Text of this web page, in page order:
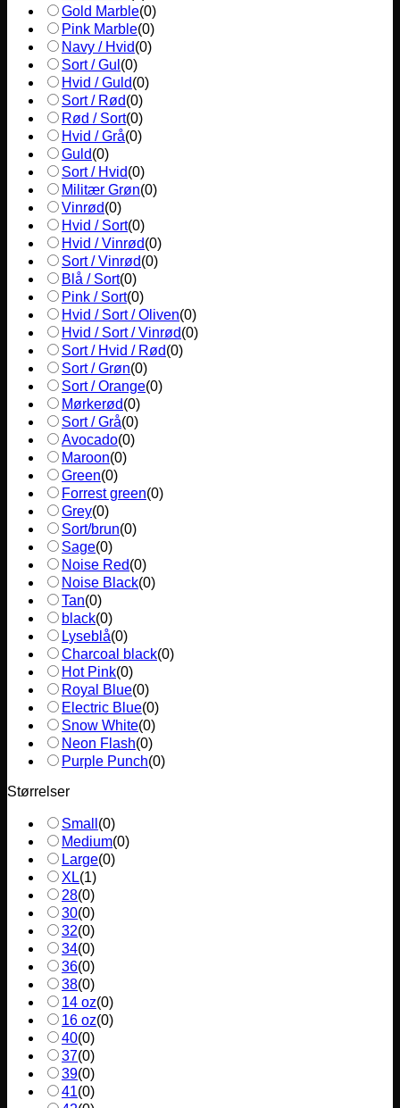
Gold Marble(0)
Pink Marble(0)
Navy / Hvid(0)
Sort / Gul (0)
Hvid / Guld(0)
Sort / Rød(0)
Rød / Sort(0)
Hvid / Grå(0)
Guld(0)
Sort / Hvid(0)
Militær Grøn(0)
Vinrød(0)
Hvid / Sort(0)
Hvid / Vinrød(0)
Sort / Vinrød(0)
Blå / Sort(0)
Pink / Sort(0)
Hvid / Sort / Oliven(0)
Hvid / Sort / Vinrød(0)
Sort / Hvid / Rød(0)
Sort / Grøn(0)
Sort / Orange(0)
Mørkerød(0)
Sort / Grå(0)
Avocado(0)
Maroon(0)
Green(0)
Forrest green(0)
Grey(0)
Sort/brun(0)
Sage(0)
Noise Red(0)
Noise Black(0)
Tan(0)
black(0)
Lyseblå(0)
Charcoal black(0)
Hot Pink(0)
Royal Blue(0)
Electric Blue(0)
Snow White(0)
Neon Flash(0)
Purple Punch(0)
Størrelser
Small (0)
Medium(0)
Large(0)
XL(1)
28(0)
30(0)
32(0)
34(0)
36(0)
38(0)
14 oz(0)
16 oz(0)
40(0)
37(0)
39(0)
41(0)